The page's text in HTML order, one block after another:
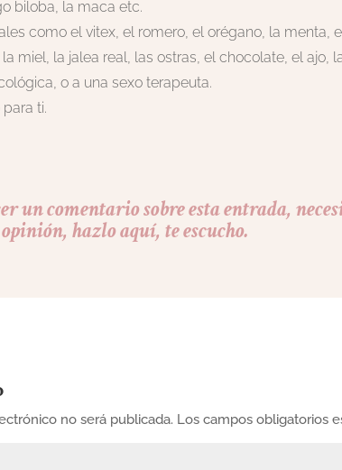
biloba, la maca etc.
como el vitex, el romero, el orégano, la menta,
miel, la jalea real, las ostras, el chocolate, el ajo,
o a una sexo terapeuta.
ti.
un comentario sobre esta entrada,
hazlo aquí, te escucho.
no será publicada. Los campos obligatorios